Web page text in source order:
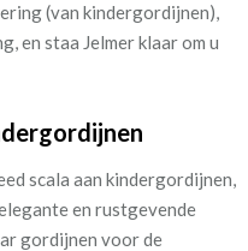
(van kindergordijnen),
en staa Jelmer klaar om u
scala aan kindergordijnen,
en rustgevende
gordijnen voor de